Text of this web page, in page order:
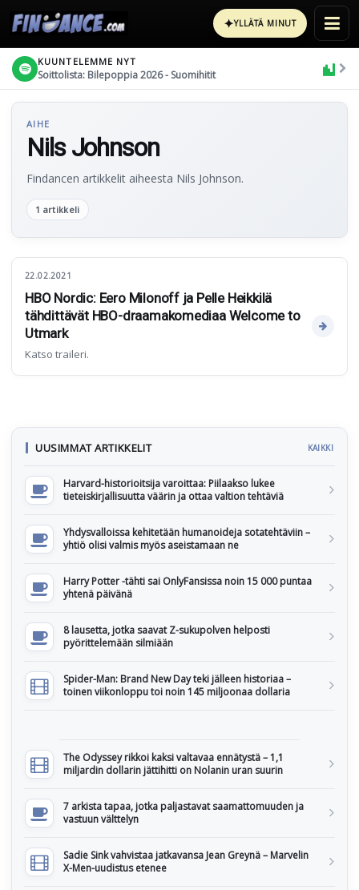
✦YLLÄTÄ MINUT
KUUNTELEMME NYT
Soittolista: Bilepoppia 2026 - Suomihitit
AIHE
Nils Johnson
Findancen artikkelit aiheesta Nils Johnson.
1 artikkeli
22.02.2021
HBO Nordic: Eero Milonoff ja Pelle Heikkilä
tähdittävät HBO-draamakomediaa Welcome to
Utmark
Katso traileri.
UUSIMMAT ARTIKKELIT KAIKKI
Harvard-historioitsija varoittaa: Piilaakso lukee
tieteiskirjallisuutta väärin ja ottaa valtion tehtäviä
Yhdysvalloissa kehitetään humanoideja sotatehtäviin –
yhtiö olisi valmis myös aseistamaan ne
Harry Potter -tähti sai OnlyFansissa noin 15 000 puntaa
yhtenä päivänä
8 lausetta, jotka saavat Z-sukupolven helposti
pyörittelemään silmiään
Spider-Man: Brand New Day teki jälleen historiaa –
toinen viikonloppu toi noin 145 miljoonaa dollaria
The Odyssey rikkoi kaksi valtavaa ennätystä – 1,1
miljardin dollarin jättihitti on Nolanin uran suurin
7 arkista tapaa, jotka paljastavat saamattomuuden ja
vastuun välttelyn
Sadie Sink vahvistaa jatkavansa Jean Greynä – Marvelin
X-Men-uudistus etenee